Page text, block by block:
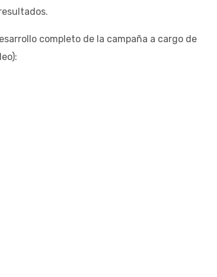
completo de la campaña a cargo de